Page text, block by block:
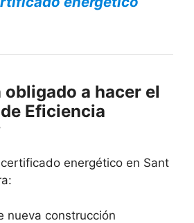
obligado a hacer el
Eficiencia
energético en Sant
nueva construcción